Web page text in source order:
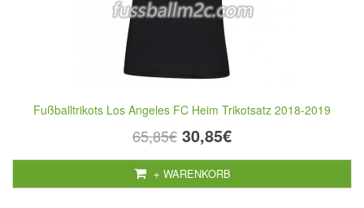
Fußballtrikots Los Angeles FC Heim Trikotsatz 2018-2019
65,85€ 30,85€
+ WARENKORB